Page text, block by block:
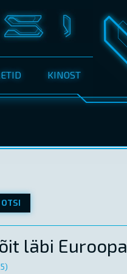
KINOST
OTSI
läbi Euroopa